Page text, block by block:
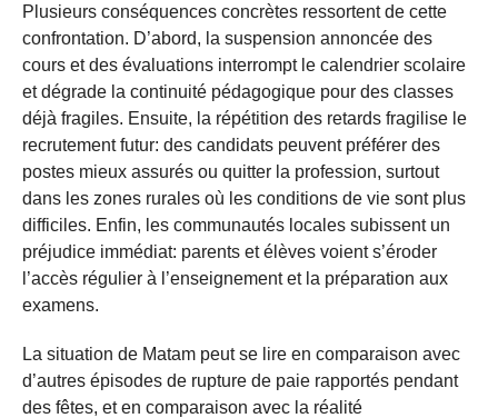
Plusieurs conséquences concrètes ressortent de cette
confrontation. D’abord, la suspension annoncée des
cours et des évaluations interrompt le calendrier scolaire
et dégrade la continuité pédagogique pour des classes
déjà fragiles. Ensuite, la répétition des retards fragilise le
recrutement futur: des candidats peuvent préférer des
postes mieux assurés ou quitter la profession, surtout
dans les zones rurales où les conditions de vie sont plus
difficiles. Enfin, les communautés locales subissent un
préjudice immédiat: parents et élèves voient s’éroder
l’accès régulier à l’enseignement et la préparation aux
examens.
La situation de Matam peut se lire en comparaison avec
d’autres épisodes de rupture de paie rapportés pendant
des fêtes, et en comparaison avec la réalité